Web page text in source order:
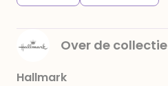
Over de collectie
Hallmark